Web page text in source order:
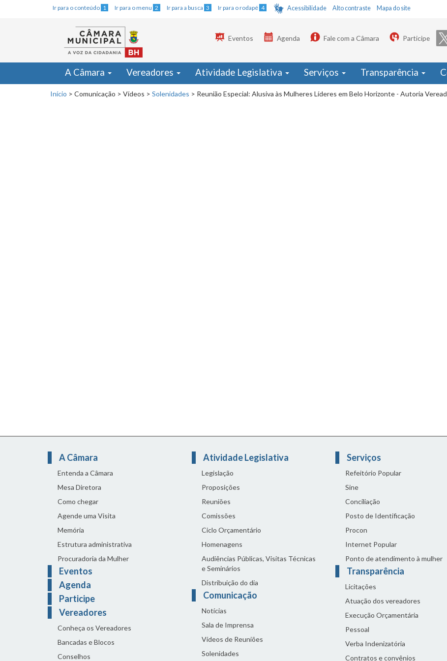
Ir para o conteúdo 1 Ir para o menu 2 Ir para a busca 3 Ir para o rodapé 4 Acessibilidade Alto contraste Mapa do site
Eventos Agenda Fale com a Câmara Participe
A Câmara Vereadores Atividade Legislativa Serviços Transparência
Início > Comunicação > Vídeos > Solenidades > Reunião Especial: Alusiva às Mulheres Líderes em Belo Horizonte - Autoria
A Câmara
Entenda a Câmara
Mesa Diretora
Como chegar
Agende uma Visita
Memória
Estrutura administrativa
Procuradoria da Mulher
Eventos
Agenda
Participe
Vereadores
Conheça os Vereadores
Bancadas e Blocos
Conselhos
Atividade Legislativa
Legislação
Proposições
Reuniões
Comissões
Ciclo Orçamentário
Homenagens
Audiências Públicas, Visitas Técnicas
e Seminários
Distribuição do dia
Comunicação
Notícias
Sala de Imprensa
Vídeos de Reuniões
Solenidades
Serviços
Refeitório Popular
Sine
Conciliação
Posto de Identificação
Procon
Internet Popular
Ponto de atendimento à mulher
Transparência
Licitações
Atuação dos vereadores
Execução Orçamentária
Pessoal
Verba Indenizatória
Contratos e convênios